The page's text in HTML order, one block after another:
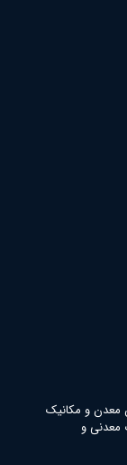
معدن و مکانیک
معدنی و